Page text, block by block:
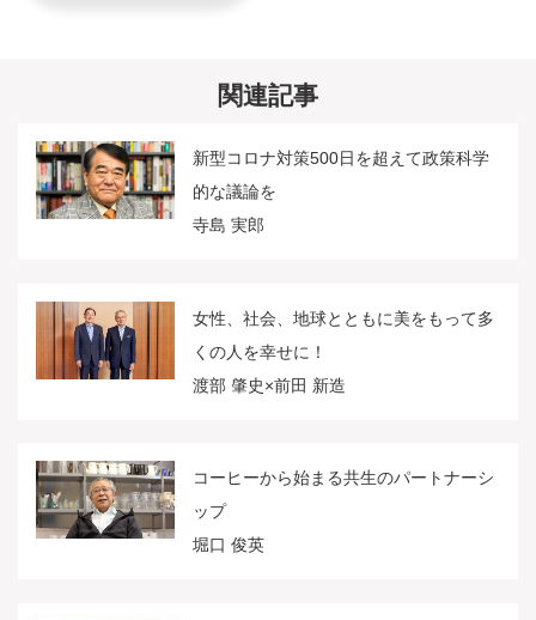
関連記事
新型コロナ対策500日を超えて政策科学
的な議論を
寺島 実郎
女性、社会、地球とともに美をもって多
くの人を幸せに！
渡部 肇史×前田 新造
コーヒーから始まる共生のパートナーシ
ップ
堀口 俊英